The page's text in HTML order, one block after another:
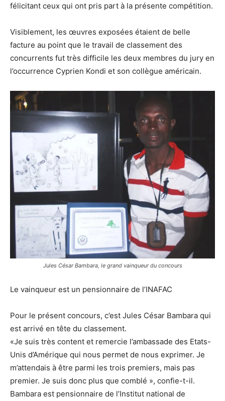
félicitant ceux qui ont pris part à la présente compétition.
Visiblement, les œuvres exposées étaient de belle
facture au point que le travail de classement des
concurrents fut très difficile les deux membres du jury en
l’occurrence Cyprien Kondi et son collègue américain.
Jules César Bambara, le grand vainqueur du concours
Le vainqueur est un pensionnaire de l’INAFAC
Pour le présent concours, c’est Jules César Bambara qui
est arrivé en tête du classement.
«Je suis très content et remercie l’ambassade des Etats-
Unis d’Amérique qui nous permet de nous exprimer. Je
m’attendais à être parmi les trois premiers, mais pas
premier. Je suis donc plus que comblé », confie-t-il.
Bambara est pensionnaire de l’Institut national de